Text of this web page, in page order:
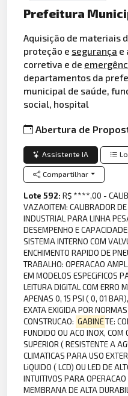
Prefeitura
Aquisição de materiais
proteção e segurança e
corretiva e de
departamentos da
municipal de saúde,
social, hospital
Abertura de
Assistente IA
Compartilhar
Lote 592:R$ ****,00 -
VAZAOITEM: CALIBRADOR
INDUSTRIAL PARA LINHA
DESEMPENHO E
SISTEMA INTERNO COM
ENCHIMENTO RAPIDO DE
TRABALHO: OPERACAO
EM MODELOS ESPECiFICOS
LEITURA DIGITAL COM ERRO
APENAS 0, 15 PSI ( 0, 01
EXATA EXIGIDA POR
CONSTRUCAO: GABINETE:
FUNDIDO OU ACO INOX, COM
SUPERIOR ( RESISTENTE A
CLIMATICAS PARA USO
LiQUIDO ( LCD) OU LED DE
INTUITIVOS PARA
MEMBRANA DE ALTA